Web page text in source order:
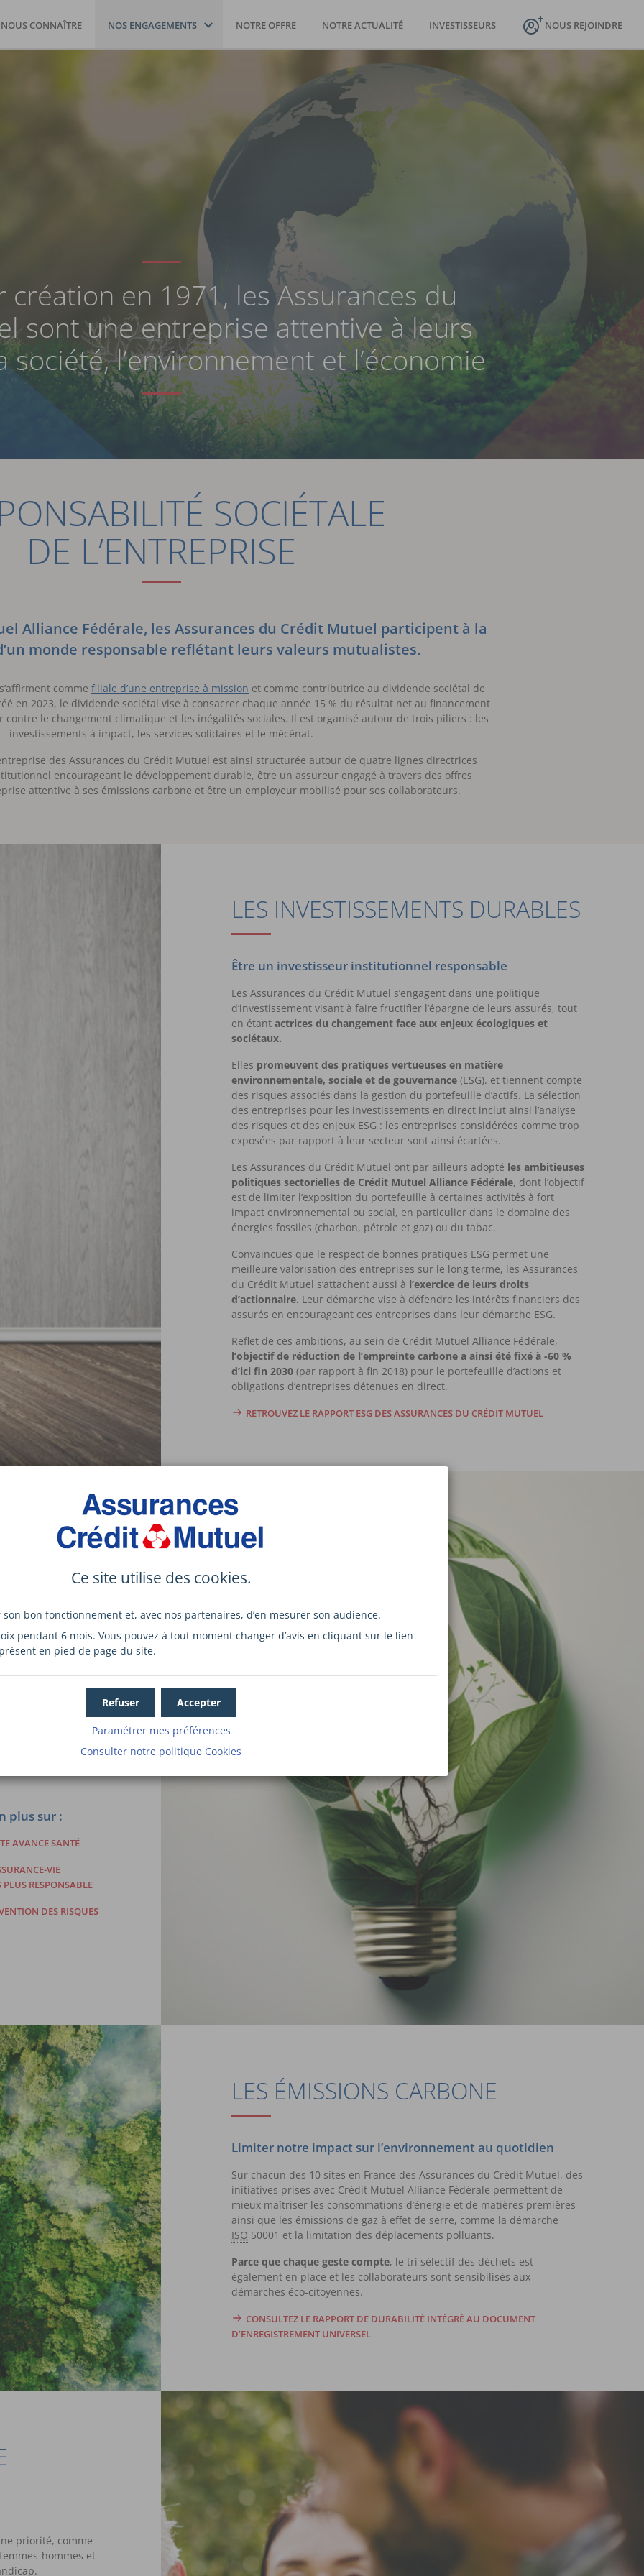
NOUS CONNAÎTRE NOS ENGAGEMENTS NOTRE OFFRE NOTRE ACTUALITÉ INVESTISSEURS NOUS REJOINDRE
création en 1971, les Assurances du
sont une entreprise attentive à leurs
l’environnement et l’économie
SOCIÉTALE
DE L’ENTREPRISE
Alliance Fédérale, les Assurances du Crédit Mutuel participent à la
monde responsable reflétant leurs valeurs mutualistes.
comme filiale d’une entreprise à mission et comme contributrice au dividende sociétal de
en 2023, le dividende sociétal vise à consacrer chaque année 15 % du résultat net au financement
le changement climatique et les inégalités sociales. Il est organisé autour de trois piliers : les
investissements à impact, les services solidaires et le mécénat.
des Assurances du Crédit Mutuel est ainsi structurée autour de quatre lignes directrices
encourageant le développement durable, être un assureur engagé à travers des offres
attentive à ses émissions carbone et être un employeur mobilisé pour ses collaborateurs.
LES INVESTISSEMENTS DURABLES
Être un investisseur institutionnel responsable
Les Assurances du Crédit Mutuel s’engagent dans une politique
d’investissement visant à faire fructifier l’épargne de leurs assurés, tout
en étant actrices du changement face aux enjeux écologiques et
sociétaux.
Elles promeuvent des pratiques vertueuses en matière
environnementale, sociale et de gouvernance (ESG). et tiennent compte
des risques associés dans la gestion du portefeuille d’actifs. La sélection
des entreprises pour les investissements en direct inclut ainsi l’analyse
des risques et des enjeux ESG : les entreprises considérées comme trop
exposées par rapport à leur secteur sont ainsi écartées.
Les Assurances du Crédit Mutuel ont par ailleurs adopté les ambitieuses
politiques sectorielles de Crédit Mutuel Alliance Fédérale, dont l’objectif
est de limiter l’exposition du portefeuille à certaines activités à fort
impact environnemental ou social, en particulier dans le domaine des
énergies fossiles (charbon, pétrole et gaz) ou du tabac.
Convaincues que le respect de bonnes pratiques ESG permet une
meilleure valorisation des entreprises sur le long terme, les Assurances
du Crédit Mutuel s’attachent aussi à l’exercice de leurs droits
d’actionnaire. Leur démarche vise à défendre les intérêts financiers des
assurés en encourageant ces entreprises dans leur démarche ESG.
Reflet de ces ambitions, au sein de Crédit Mutuel Alliance Fédérale,
l’objectif de réduction de l’empreinte carbone a ainsi été fixé à -60 %
d’ici fin 2030 (par rapport à fin 2018) pour le portefeuille d’actions et
obligations d’entreprises détenues en direct.
RETROUVEZ LE RAPPORT ESGDES ASSURANCES DU CRÉDIT MUTUEL
durables
écologique,
d’énergie
et en soutenant
Mutuel facilitent
médicaux
ainsi aux
plus sur :
AVANCE SANTÉ
VIE
PLUS RESPONSABLE
DES RISQUES
LES ÉMISSIONS CARBONE
Limiter notre impact sur l’environnement au quotidien
Sur chacun des 10 sites en France des Assurances du Crédit Mutuel, des
initiatives prises avec Crédit Mutuel Alliance Fédérale permettent de
mieux maîtriser les consommations d’énergie et de matières premières
ainsi que les émissions de gaz à effet de serre, comme la démarche
ISO 50001 et la limitation des déplacements polluants.
Parce que chaque geste compte, le tri sélectif des déchets est
également en place et les collaborateurs sont sensibilisés aux
démarches éco-citoyennes.
CONSULTEZ LE RAPPORT DE DURABILITÉ INTÉGRÉ AU DOCUMENT
D’ENREGISTREMENT UNIVERSEL
priorité, comme
hommes et
Ce site utilise des cookies.
bon fonctionnement et, avec nos partenaires, d’en mesurer son audience.
pendant 6 mois. Vous pouvez à tout moment changer d’avis en cliquant sur le lien
en pied de page du site.
Accepter
Refuser
Paramétrer mes préférences
Consulter notre politique Cookies